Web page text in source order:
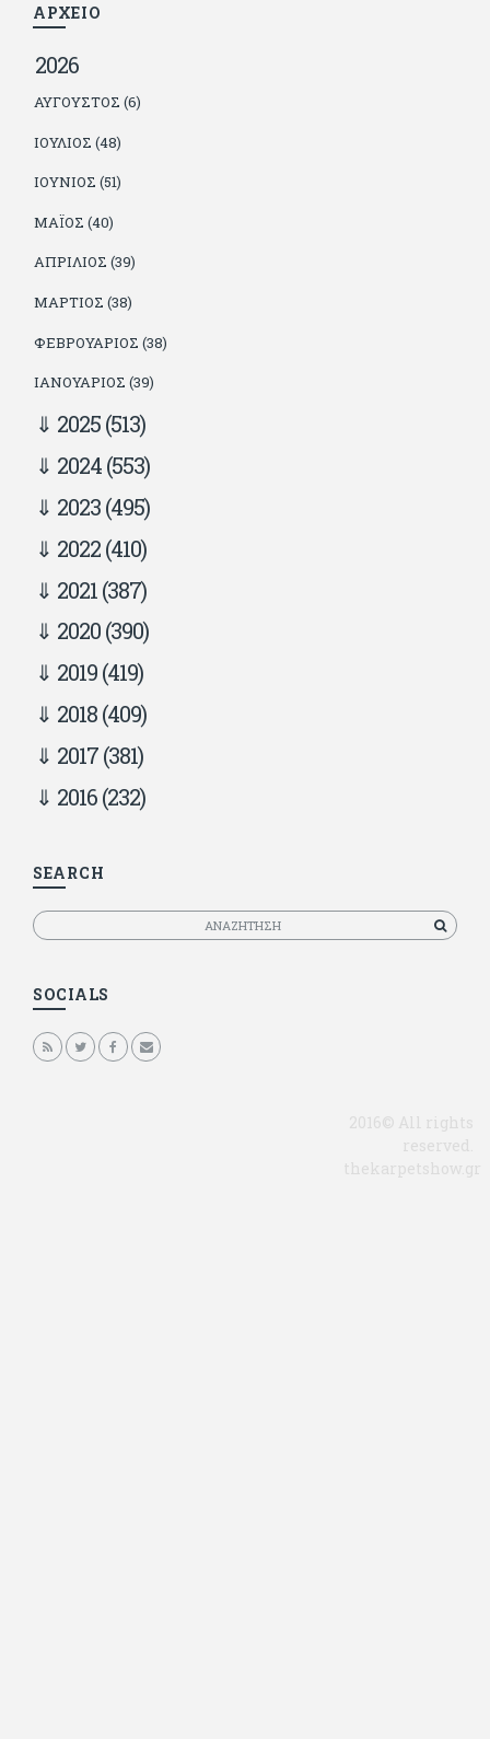
ΑΡΧΕΙΟ
2026
ΑΎΓΟΥΣΤΟΣ (6)
ΙΟΎΛΙΟΣ (48)
ΙΟΎΝΙΟΣ (51)
ΜΆΙΟΣ (40)
ΑΠΡΊΛΙΟΣ (39)
ΜΆΡΤΙΟΣ (38)
ΦΕΒΡΟΥΆΡΙΟΣ (38)
ΙΑΝΟΥΆΡΙΟΣ (39)
2025(513)
2024(553)
2023(495)
2022(410)
2021(387)
2020(390)
2019(419)
2018(409)
2017(381)
2016(232)
SEARCH
Αναζητηση
SOCIALS